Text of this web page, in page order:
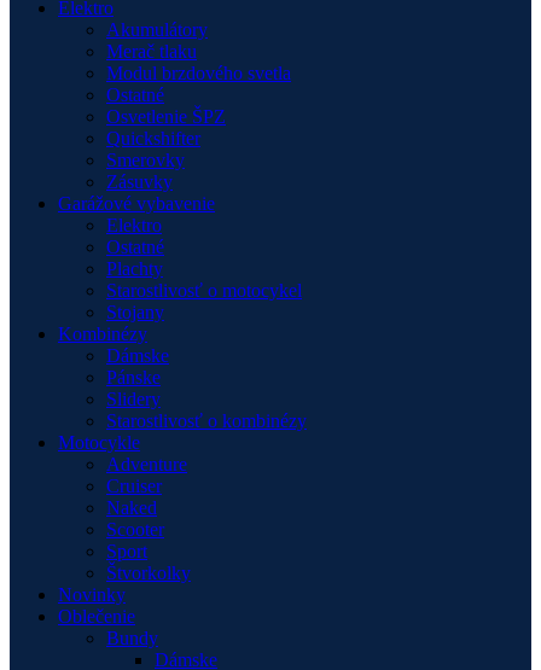
Elektro
Akumulátory
Merač tlaku
Modul brzdového svetla
Ostatné
Osvetlenie ŠPZ
Quickshifter
Smerovky
Zásuvky
Garážové vybavenie
Elektro
Ostatné
Plachty
Starostlivosť o motocykel
Stojany
Kombinézy
Dámske
Pánske
Slidery
Starostlivosť o kombinézy
Motocykle
Adventure
Cruiser
Naked
Scooter
Sport
Štvorkolky
Novinky
Oblečenie
Bundy
Dámske